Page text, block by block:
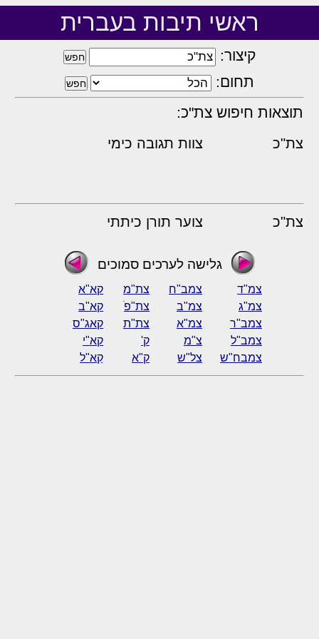
ראשי תיבות בעברית
קיצור:
תחום:
תוצאות חיפוש צת"כ:
צת"כ צוות תגובה כימי
צת"כ צוער תורן כיתתי
גלישה לערכים סמוכים
צמ"ד צמב"ח צת"מ
קא"א
צמ"ג
צמ"ב צת"פׁ
קא"ב
צמב"ר
צמ"א צת"ת
קאג"ס
צמב"ל
צ"מ ק'
קא"י
צמבח"ש
צל"ש ק"א קַא"ל